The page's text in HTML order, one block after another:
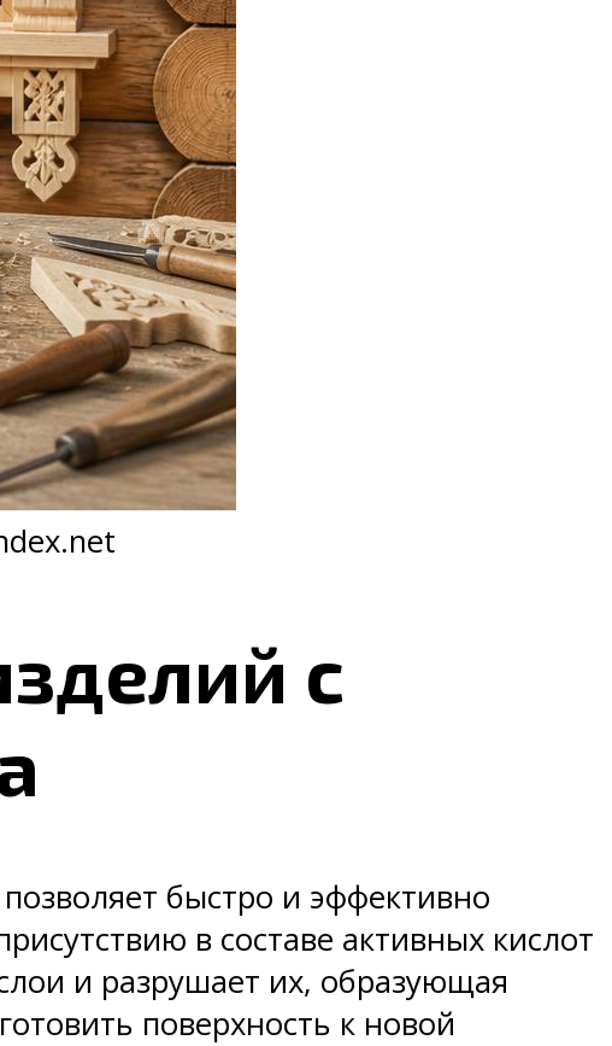
с
быстро и эффективно
в составе активных кислот
и разрушает их, образующая
поверхность к новой